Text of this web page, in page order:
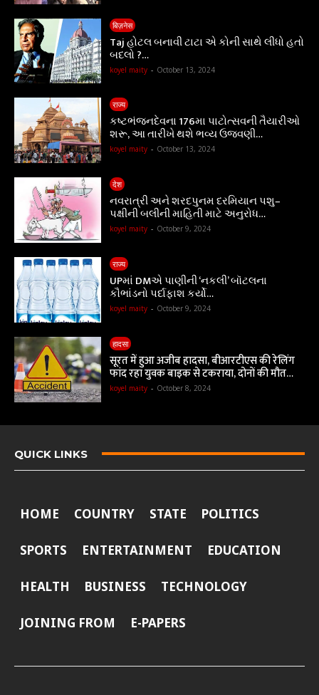
बिज़नेस
Taj હોટલ બનાવી ટાટા એ કોની સાથે લીધો હતો
બદલો ?…
koyel maity - October 13, 2024
राज्य
કષ્ટભંજનદેવના 176મા પાટોત્સવની તૈયારીઓ
શરૂ, આ તારીખે થશે ભવ્ય ઉજવણી…
koyel maity - October 13, 2024
देश
નવરાત્રી અને શરદપુનમ દરમિયાન પશુ–
પક્ષીની બલીની માહિતી માટે અનુરોધ…
koyel maity - October 9, 2024
राज्य
UPમાં DMએ પાણીની ‘નકલી’ બૉટલના
કૌભાંડનો પર્દાફાશ કર્યો…
koyel maity - October 9, 2024
हादसा
सूरत में हुआ अजीब हादसा, बीआरटीएस की रेलिंग
फांद रहा युवक बाइक से टकराया, दोनों की मौत…
koyel maity - October 8, 2024
QUICK LINKS
HOME COUNTRY STATE POLITICS
SPORTS ENTERTAINMENT EDUCATION
HEALTH BUSINESS TECHNOLOGY
JOINING FROM E-PAPERS